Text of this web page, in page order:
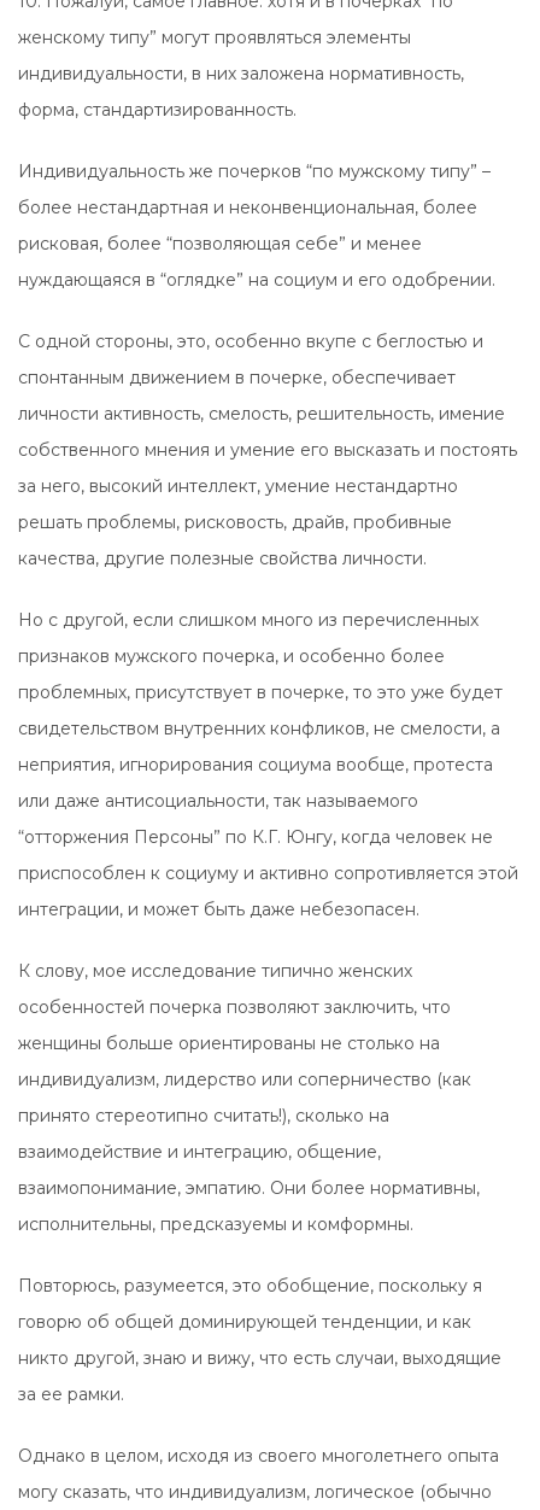
женскому типу” могут проявляться элементы
индивидуальности, в них заложена нормативность,
форма, стандартизированность.
Индивидуальность же почерков “по мужскому типу” –
более нестандартная и неконвенциональная, более
рисковая, более “позволяющая себе” и менее
нуждающаяся в “оглядке” на социум и его одобрении.
С одной стороны, это, особенно вкупе с беглостью и
спонтанным движением в почерке, обеспечивает
личности активность, смелость, решительность, имение
собственного мнения и умение его высказать и постоять
за него, высокий интеллект, умение нестандартно
решать проблемы, рисковость, драйв, пробивные
качества, другие полезные свойства личности.
Но с другой, если слишком много из перечисленных
признаков мужского почерка, и особенно более
проблемных, присутствует в почерке, то это уже будет
свидетельством внутренних конфликов, не смелости, а
неприятия, игнорирования социума вообще, протеста
или даже антисоциальности, так называемого
“отторжения Персоны” по К.Г. Юнгу, когда человек не
приспособлен к социуму и активно сопротивляется этой
интеграции, и может быть даже небезопасен.
К слову, мое исследование типично женских
особенностей почерка позволяют заключить, что
женщины больше ориентированы не столько на
индивидуализм, лидерство или соперничество (как
принято стереотипно считать!), сколько на
взаимодействие и интеграцию, общение,
взаимопонимание, эмпатию. Они более нормативны,
исполнительны, предсказуемы и комформны.
Повторюсь, разумеется, это обобщение, поскольку я
говорю об общей доминирующей тенденции, и как
никто другой, знаю и вижу, что есть случаи, выходящие
за ее рамки.
Однако в целом, исходя из своего многолетнего опыта
могу сказать, что индивидуализм, логическое (обычно